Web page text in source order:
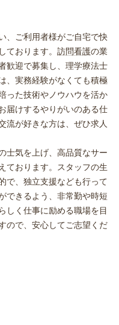
、ご利用者様がご自宅で快
おります。 訪問看護の業
歓迎で募集し、理学療法士
、実務経験がなくても積極
った技術やノウハウを活か
届けするやりがいのある仕
流が好きな方は、ぜひ求人
士気を上げ、高品質なサー
ております。スタッフの生
で、独立支援なども行って
できるよう、非常勤や時短
しく仕事に励める職場を目
ので、安心してご志望くだ